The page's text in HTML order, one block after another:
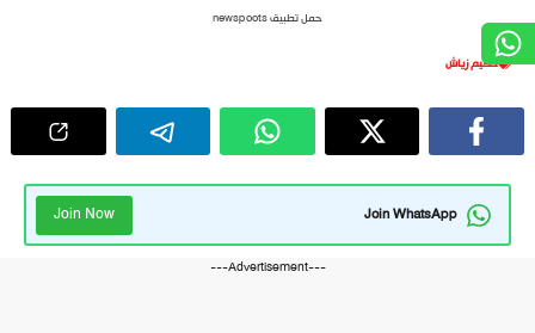
حمل تطبيق newspoots
حكيم زياش
Join WhatsApp
Join Now
---Advertisement---